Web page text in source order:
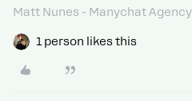
Matt Nunes - Manychat
1 person likes this